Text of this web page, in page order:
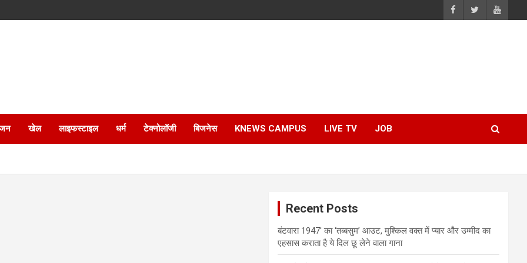
खेल लाइफस्टाइल धर्म टेक्नोलॉजी बिजनेस KNEWS CAMPUS LIVE TV JOB
Recent Posts
बंटवारा 1947′ का ‘तब्बसुम’ आउट, मुश्किल वक्त में प्यार और उम्मीद का
एहसास कराता है ये दिल छू लेने वाला गाना